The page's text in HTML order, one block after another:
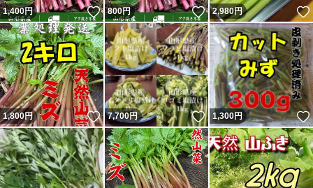
1,400円 いいね！
800円 いいね！
2,980円
1,800円 いいね！
7,700円 いいね！
1,300円